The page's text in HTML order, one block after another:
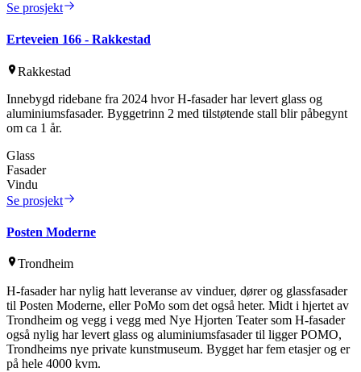
Se prosjekt
Erteveien 166 - Rakkestad
Rakkestad
Innebygd ridebane fra 2024 hvor H-fasader har levert glass og
aluminiumsfasader. Byggetrinn 2 med tilstøtende stall blir påbegynt
om ca 1 år.
Glass
Fasader
Vindu
Se prosjekt
Posten Moderne
Trondheim
H-fasader har nylig hatt leveranse av vinduer, dører og glassfasader
til Posten Moderne, eller PoMo som det også heter. Midt i hjertet av
Trondheim og vegg i vegg med Nye Hjorten Teater som H-fasader
også nylig har levert glass og aluminiumsfasader til ligger POMO,
Trondheims nye private kunstmuseum. Bygget har fem etasjer og er
på hele 4000 kvm.